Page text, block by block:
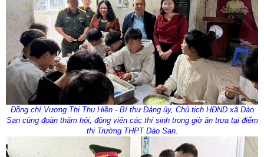
Đồng chí Vương Thị Thu Hiền - Bí thư Đảng ủy, Chủ tịch HĐND xã Dào
San cùng đoàn thăm hỏi, động viên các thí sinh trong giờ ăn trưa tại điểm
thi Trường THPT Dào San.